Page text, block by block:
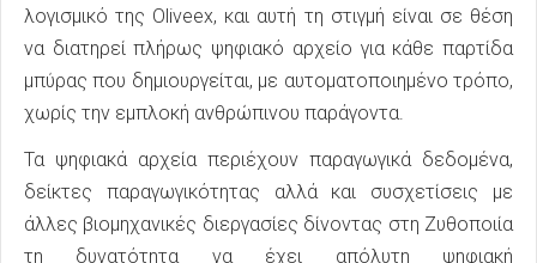
λογισμικό της Oliveex, και αυτή τη στιγμή είναι σε θέση
να διατηρεί πλήρως ψηφιακό αρχείο για κάθε παρτίδα
μπύρας που δημιουργείται, με αυτοματοποιημένο τρόπο,
χωρίς την εμπλοκή ανθρώπινου παράγοντα.
Τα ψηφιακά αρχεία περιέχουν παραγωγικά δεδομένα,
δείκτες παραγωγικότητας αλλά και συσχετίσεις με
άλλες βιομηχανικές διεργασίες δίνοντας στη Ζυθοποιία
τη δυνατότητα να έχει απόλυτη ψηφιακή